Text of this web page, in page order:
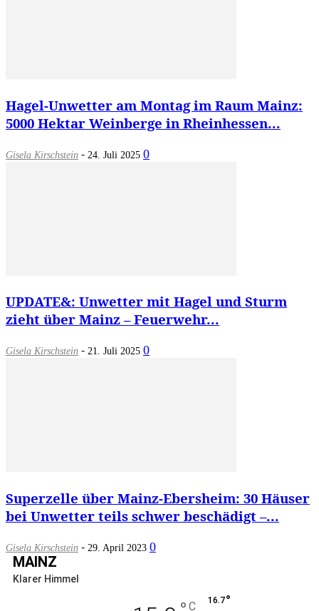
Hagel-Unwetter am Montag im Raum Mainz:
5000 Hektar Weinberge in Rheinhessen...
Gisela Kirschstein - 24. Juli 2025 0
UPDATE&: Unwetter mit Hagel und Sturm
zieht über Mainz – Feuerwehr...
Gisela Kirschstein - 21. Juli 2025 0
Superzelle über Mainz-Ebersheim: 30 Häuser
bei Unwetter teils schwer beschädigt –...
Gisela Kirschstein - 29. April 2023 0
MAINZ
Klarer Himmel
C 16.7°